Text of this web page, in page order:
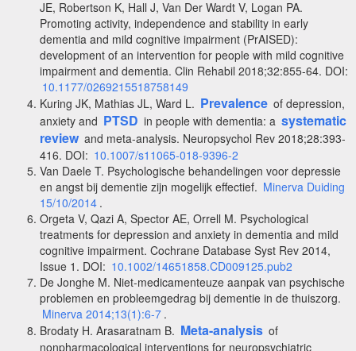
JE, Robertson K, Hall J, Van Der Wardt V, Logan PA.
Promoting activity, independence and stability in early
dementia and mild cognitive impairment (PrAISED):
development of an intervention for people with mild cognitive
impairment and dementia. Clin Rehabil 2018;32:855-64. DOI:
10.1177/0269215518758149
Kuring JK, Mathias JL, Ward L. Prevalence of depression,
anxiety and PTSD in people with dementia: a systematic
review and meta-analysis. Neuropsychol Rev 2018;28:393-
416. DOI: 10.1007/s11065-018-9396-2
Van Daele T. Psychologische behandelingen voor depressie
en angst bij dementie zijn mogelijk effectief. Minerva Duiding
15/10/2014 .
Orgeta V, Qazi A, Spector AE, Orrell M. Psychological
treatments for depression and anxiety in dementia and mild
cognitive impairment. Cochrane Database Syst Rev 2014,
Issue 1. DOI: 10.1002/14651858.CD009125.pub2
De Jonghe M. Niet-medicamenteuze aanpak van psychische
problemen en probleemgedrag bij dementie in de thuiszorg.
Minerva 2014;13(1):6-7 .
Brodaty H. Arasaratnam B. Meta-analysis of
nonpharmacological interventions for neuropsychiatric